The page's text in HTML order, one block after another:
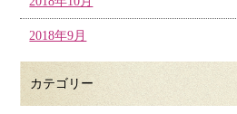
2018年9月
カテゴリー